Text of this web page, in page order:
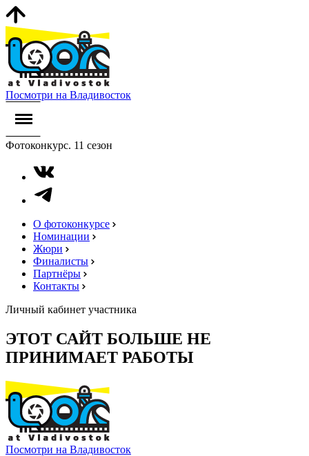
Посмотри на Владивосток
Фотоконкурс. 11 сезон
О фотоконкурсе
Номинации
Жюри
Финалисты
Партнёры
Контакты
Личный кабинет участника
ЭТОТ САЙТ БОЛЬШЕ НЕ
ПРИНИМАЕТ РАБОТЫ
Посмотри на Владивосток